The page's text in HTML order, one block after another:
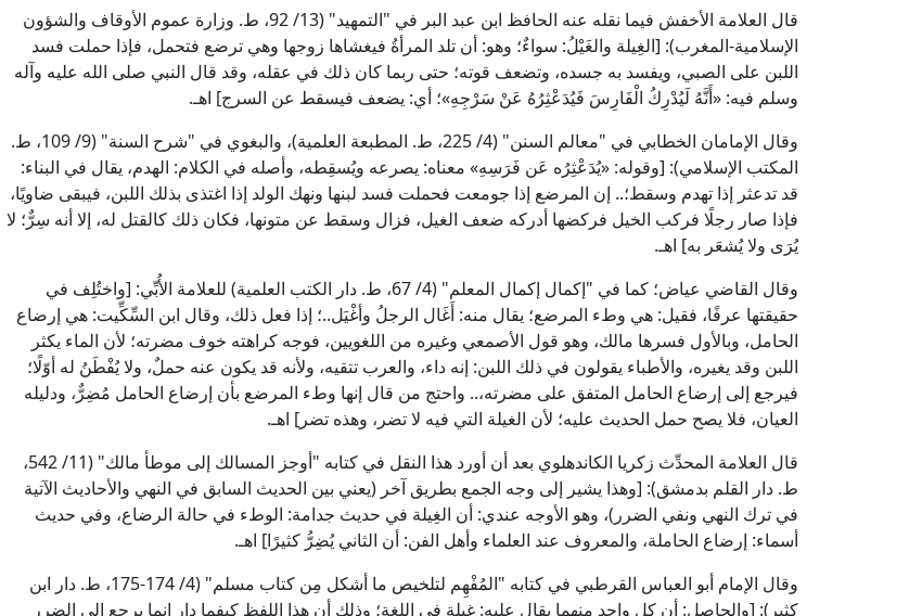
قال العلامة الأخفش فيما نقله عنه الحافظ ابن عبد البر في "التمهيد" (13/ 92، ط. وزارة عموم الأوقاف والشؤون
الإسلامية-المغرب): [الغِيلة والغَيْلُ: سواءٌ؛ وهو: أن تلد المرأةُ فيغشاها زوجها وهي ترضع فتحمل، فإذا حملت فسد
اللبن على الصبي، ويفسد به جسده، وتضعف قوته؛ حتى ربما كان ذلك في عقله، وقد قال النبي صلى الله عليه وآله
وسلم فيه: «أَنَّهُ لَيُدْرِكُ الْفَارِسَ فَيُدَعْثِرُهُ عَنْ سَرْجِهِ»؛ أي: يضعف فيسقط عن السرج] اهـ.
وقال الإمامان الخطابي في "معالم السنن" (4/ 225، ط. المطبعة العلمية)، والبغوي في "شرح السنة" (9/ 109، ط.
المكتب الإسلامي): [وقوله: «يُدَعْثِرُه عَن فَرَسِهِ» معناه: يصرعه ويُسقِطه، وأصله في الكلام: الهدم، يقال في البناء:
قد تدعثر إذا تهدم وسقط؛.. إن المرضع إذا جومعت فحملت فسد لبنها ونهك الولد إذا اغتذى بذلك اللبن، فيبقى ضاويًا،
فإذا صار رجلًا فركب الخيل فركضها أدركه ضعف الغيل، فزال وسقط عن متونها، فكان ذلك كالقتل له، إلا أنه سِرٌّ؛ لا
يُرَى ولا يُشعَر به] اهـ.
وقال القاضي عياض؛ كما في "إكمال إكمال المعلم" (4/ 67، ط. دار الكتب العلمية) للعلامة الأُبِّي: [واختُلِف في
حقيقتها عرفًا، فقيل: هي وطء المرضع؛ يقال منه: أَغَال الرجلُ وأغْيَل..؛ إذا فعل ذلك، وقال ابن السِّكِّيت: هي إرضاع
الحامل، وبالأول فسرها مالك، وهو قول الأصمعي وغيره من اللغويين، فوجه كراهته خوف مضرته؛ لأن الماء يكثر
اللبن وقد يغيره، والأطباء يقولون في ذلك اللبن: إنه داء، والعرب تتقيه، ولأنه قد يكون عنه حملٌ، ولا يُفْطَنُ له أوّلًا؛
فيرجع إلى إرضاع الحامل المتفق على مضرته،.. واحتج من قال إنها وطء المرضع بأن إرضاع الحامل مُضِرٌّ، ودليله
العيان، فلا يصح حمل الحديث عليه؛ لأن الغيلة التي فيه لا تضر، وهذه تضر] اهـ.
قال العلامة المحدِّث زكريا الكاندهلوي بعد أن أورد هذا النقل في كتابه "أوجز المسالك إلى موطأ مالك" (11/ 542،
ط. دار القلم بدمشق): [وهذا يشير إلى وجه الجمع بطريق آخر (يعني بين الحديث السابق في النهي والأحاديث الآتية
في ترك النهي ونفي الضرر)، وهو الأوجه عندي: أن الغِيلة في حديث جدامة: الوطء في حالة الرضاع، وفي حديث
أسماء: إرضاع الحاملة، والمعروف عند العلماء وأهل الفن: أن الثاني يُضِرُّ كثيرًا] اهـ.
وقال الإمام أبو العباس القرطبي في كتابه "المُفْهِم لتلخيص ما أشكل مِن كتاب مسلم" (4/ 174-175، ط. دار ابن
كثير): [والحاصل: أن كل واحد منهما يقال عليه: غِيلة في اللغة؛ وذلك أن هذا اللفظ كيفما دار إنما يرجع إلى الضرر